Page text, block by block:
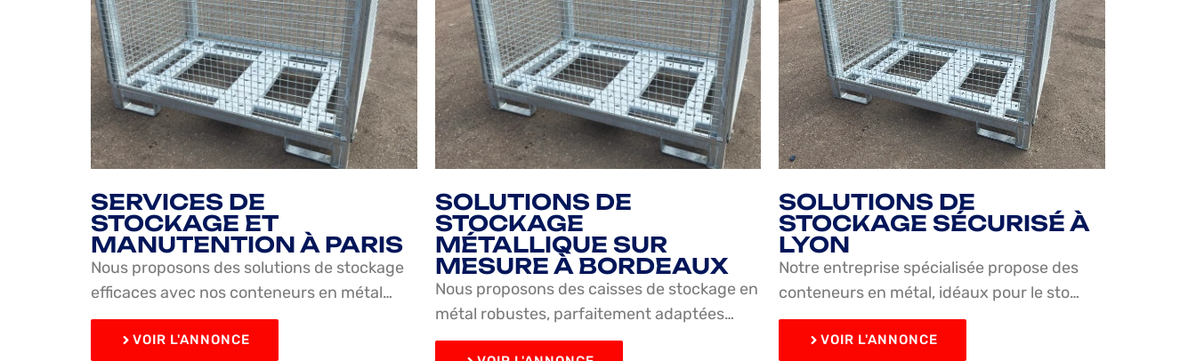
SERVICES DE
STOCKAGE ET
MANUTENTION À PARIS
Nous proposons des solutions de stockage
efficaces avec nos conteneurs en métal…
VOIR L'ANNONCE
SOLUTIONS DE
STOCKAGE
MÉTALLIQUE SUR
MESURE À BORDEAUX
Nous proposons des caisses de stockage en
métal robustes, parfaitement adaptées…
SOLUTIONS DE
STOCKAGE SÉCURISÉ À
LYON
Notre entreprise spécialisée propose des
conteneurs en métal, idéaux pour le sto…
VOIR L'ANNONCE